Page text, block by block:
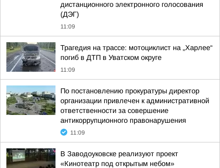
дистанционного электронного голосования
(ДЭГ)
11:09
Трагедия на трассе: мотоциклист на „Харлее“
погиб в ДТП в Уватском округе
11:09
По постановлению прокуратуры директор
организации привлечен к административной
ответственности за совершение
антикоррупционного правонарушения
11:09
В Заводоуковске реализуют проект
«Кинотеатр под открытым небом»